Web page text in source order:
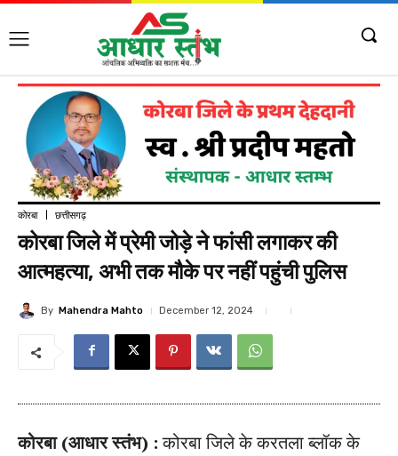
कोरबा छत्तीसगढ़
कोरबा जिले में प्रेमी जोड़े ने फांसी लगाकर की
आत्महत्या, अभी तक मौके पर नहीं पहुंची पुलिस
By Mahendra Mahto December 12, 2024
कोरबा (आधार स्तंभ) :कोरबा जिले के करतला ब्लॉक के